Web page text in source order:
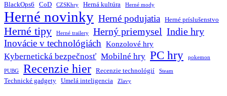
BlackOps6 CoD CZSKhry Herná kultúra Herné mody
Herné novinky Herné podujatia Herné príslušenstvo
Herné tipy Herné trailery Herný priemysel Indie hry
Inovácie v technológiách Konzolové hry
Kybernetická bezpečnosť Mobilné hry PC hry pokemon
PUBG Recenzie hier Recenzie technológií Steam
Technické gadgety Umelá inteligencia Zlavy